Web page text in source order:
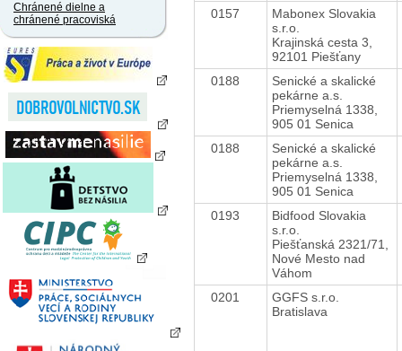
Chránené dielne a
chránené pracoviská
0157
Mabonex Slovakia
s.r.o.
Krajinská cesta 3,
92101 Piešťany
0188
Senické a skalické
pekárne a.s.
Priemyselná 1338,
905 01 Senica
0188
Senické a skalické
pekárne a.s.
Priemyselná 1338,
905 01 Senica
0193
Bidfood Slovakia
s.r.o.
Piešťanská 2321/71,
Nové Mesto nad
Váhom
0201
GGFS s.r.o.
Bratislava